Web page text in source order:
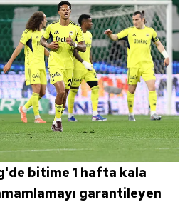
bitime 1 hafta kala
garantileyen